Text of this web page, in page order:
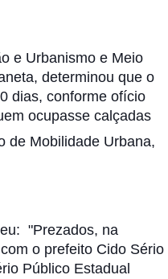
e Urbanismo e Meio
determinou que o
dias, conforme ofício
ocupasse calçadas
de Mobilidade Urbana,
"Prezados, na
o prefeito Cido Sério
Público Estadual